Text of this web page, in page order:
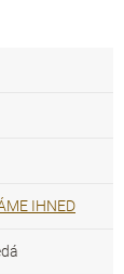
IHNED